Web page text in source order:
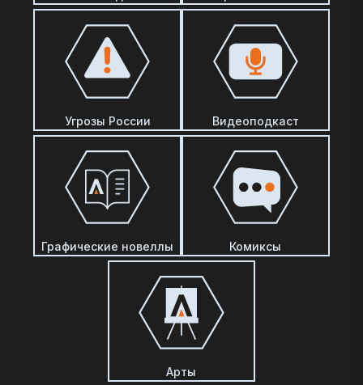
Угрозы России Видеоподкаст
Графические новеллы Комиксы
Арты